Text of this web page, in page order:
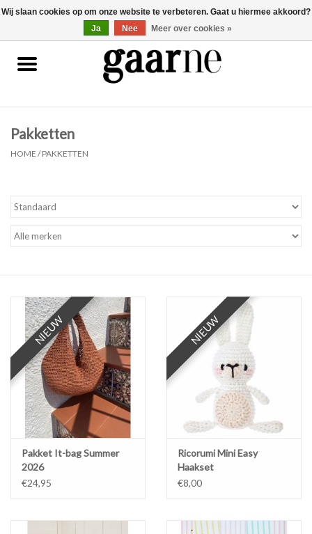
gaarne.be 0 Artikelen - €0,00
Patronen
Pakketten
Workshops
Lifestyle
Pakketten
HOME /PAKKETTEN
NIEUW
NIEUW
Pakket It-bag Summer
2026
€24,95
NIEUW
NIEUW
Ricorumi Mini Easy
Haakset
€8,00
Wij slaan cookies op om onze website te verbeteren. Gaat u hiermee akkoord?
Ja
Nee Meer over cookies »